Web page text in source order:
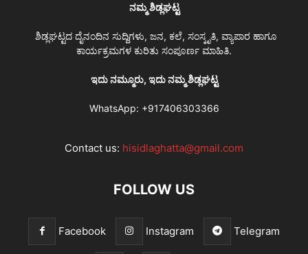
ನಮ್ಮ ಶಿಡ್ಲಘಟ್ಟ
ಶಿಡ್ಲಘಟ್ಟದ ದೈನಂದಿನ ಸುದ್ದಿಗಳು, ಜನ, ಕಲೆ, ಸಂಸ್ಕೃತಿ, ವ್ಯಾಪಾರ ಹಾಗೂ
ಕಾರ್ಯಕ್ರಮಗಳ ಕುರಿತು ಸಂಪೂರ್ಣ ಮಾಹಿತಿ.
ಇದು ನಮ್ಮೂರು, ಇದು ನಮ್ಮ ಶಿಡ್ಲಘಟ್ಟ
WhatsApp: +917406303366
Contact us: hisidlaghatta@gmail.com
FOLLOW US
Facebook Instagram Telegram